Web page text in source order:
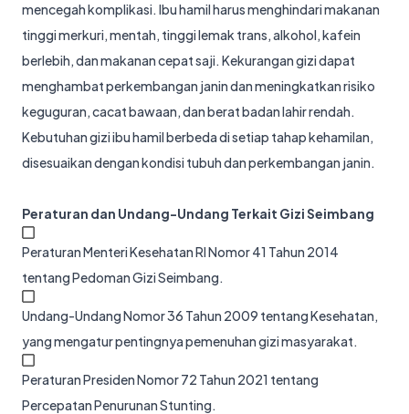
mencegah komplikasi. Ibu hamil harus menghindari makanan
tinggi merkuri, mentah, tinggi lemak trans, alkohol, kafein
berlebih, dan makanan cepat saji. Kekurangan gizi dapat
menghambat perkembangan janin dan meningkatkan risiko
keguguran, cacat bawaan, dan berat badan lahir rendah.
Kebutuhan gizi ibu hamil berbeda di setiap tahap kehamilan,
disesuaikan dengan kondisi tubuh dan perkembangan janin.
Peraturan dan Undang-Undang Terkait Gizi Seimbang
Peraturan Menteri Kesehatan RI Nomor 41 Tahun 2014
tentang Pedoman Gizi Seimbang.
Undang-Undang Nomor 36 Tahun 2009 tentang Kesehatan,
yang mengatur pentingnya pemenuhan gizi masyarakat.
Peraturan Presiden Nomor 72 Tahun 2021 tentang
Percepatan Penurunan Stunting.